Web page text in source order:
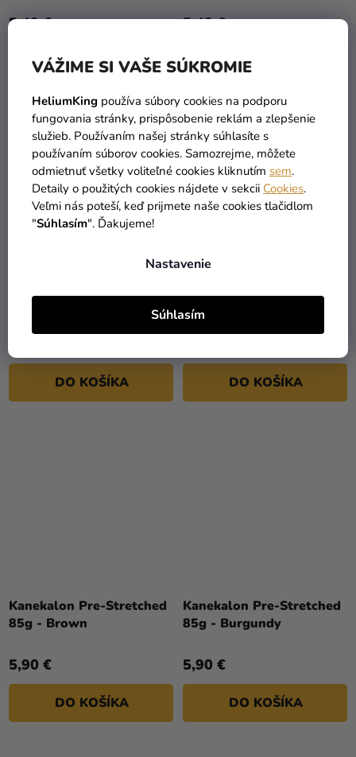
VÁŽIME SI VAŠE SÚKROMIE
HeliumKing používa súbory cookies na podporu
fungovania stránky, prispôsobenie reklám a zlepšenie
služieb. Používaním našej stránky súhlasíte s
používaním súborov cookies. Samozrejme, môžete
odmietnuť všetky voliteľné cookies kliknutím sem.
Detaily o použitých cookies nájdete v sekcii Cookies.
Veľmi nás poteší, keď prijmete naše cookies tlačidlom
"Súhlasím". Ďakujeme!
Nastavenie
Súhlasím
5,49 €
DO KOŠÍKA
5,49 €
DO KOŠÍKA
60g - Pink
DO KOŠÍKA DO KOŠÍKA
Kanekalon Pre-Stretched
85g - Brown
5,90 €
DO KOŠÍKA
Kanekalon Pre-Stretched
85g - Burgundy
5,90 €
DO KOŠÍKA